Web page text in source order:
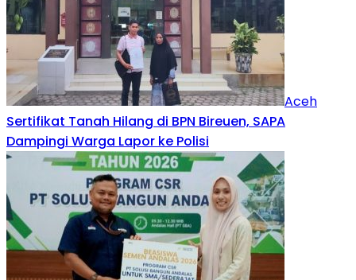
Aceh
Sertifikat Tanah Hilang di BPN Bireuen, SAPA
Dampingi Warga Lapor ke Polisi